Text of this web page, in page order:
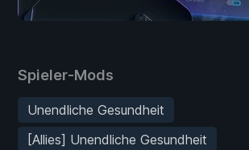
Spieler-Mods
Unendliche Gesundheit
[Allies] Unendliche Gesundheit